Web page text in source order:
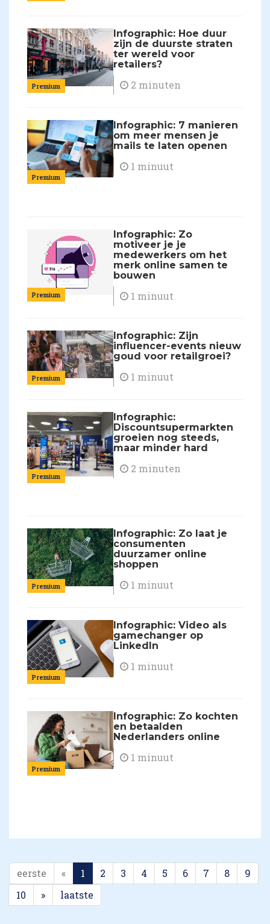
Premium
Infographic: Hoe duur
zijn de duurste straten
ter wereld voor
retailers?
2 minuten
Premium
Infographic: 7 manieren
om meer mensen je
mails te laten openen
1 minuut
Premium
Infographic: Zo
motiveer je je
medewerkers om het
merk online samen te
bouwen
1 minuut
Premium
Infographic: Zijn
influencer-events nieuw
goud voor retailgroei?
1 minuut
Premium
Infographic:
Discountsupermarkten
groeien nog steeds,
maar minder hard
2 minuten
Premium
Infographic: Zo laat je
consumenten
duurzamer online
shoppen
1 minuut
Premium
Infographic: Video als
gamechanger op
LinkedIn
1 minuut
Premium
Infographic: Zo kochten
en betaalden
Nederlanders online
1 minuut
eerste « 1 2 3 4 5 6 7 8
9
10
» laatste